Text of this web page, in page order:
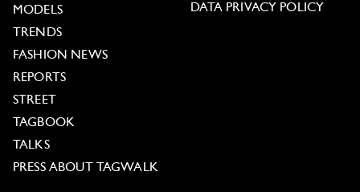
MODELS
TRENDS
FASHION NEWS
REPORTS
STREET
TAGBOOK
TALKS
PRESS ABOUT TAGWALK
DATA PRIVACY POLICY